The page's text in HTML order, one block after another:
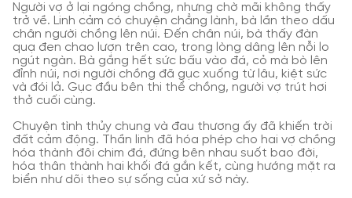
Người vợ ở lại ngóng chồng, nhưng chờ mãi không thấy
trở về. Linh cảm có chuyện chẳng lành, bà lần theo dấu
chân người chồng lên núi. Đến chân núi, bà thấy đàn
quạ đen chao lượn trên cao, trong lòng dâng lên nỗi lo
ngút ngàn. Bà gắng hết sức bấu vào đá, cỏ mà bò lên
đỉnh núi, nơi người chồng đã gục xuống từ lâu, kiệt sức
và đói lả. Gục đầu bên thi thể chồng, người vợ trút hơi
thở cuối cùng.
Chuyện tình thủy chung và đau thương ấy đã khiến trời
đất cảm động. Thần linh đã hóa phép cho hai vợ chồng
hóa thành đôi chim đá, đứng bên nhau suốt bao đời,
hóa thân thành hai khối đá gắn kết, cùng hướng mặt ra
biển như dõi theo sự sống của xứ sở này.